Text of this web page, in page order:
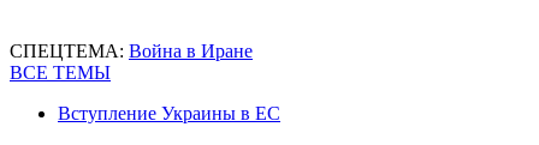
СПЕЦТЕМА: Война в Иране
ВСЕ ТЕМЫ
Вступление Украины в ЕС